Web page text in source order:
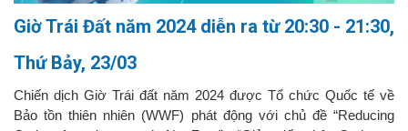
Giờ Trái Đất năm 2024 diễn ra từ 20:30 - 21:30,
Thứ Bảy, 23/03
Chiến dịch Giờ Trái đất năm 2024 được Tổ chức Quốc tế về
Bảo tồn thiên nhiên (WWF) phát động với chủ đề “Reducing